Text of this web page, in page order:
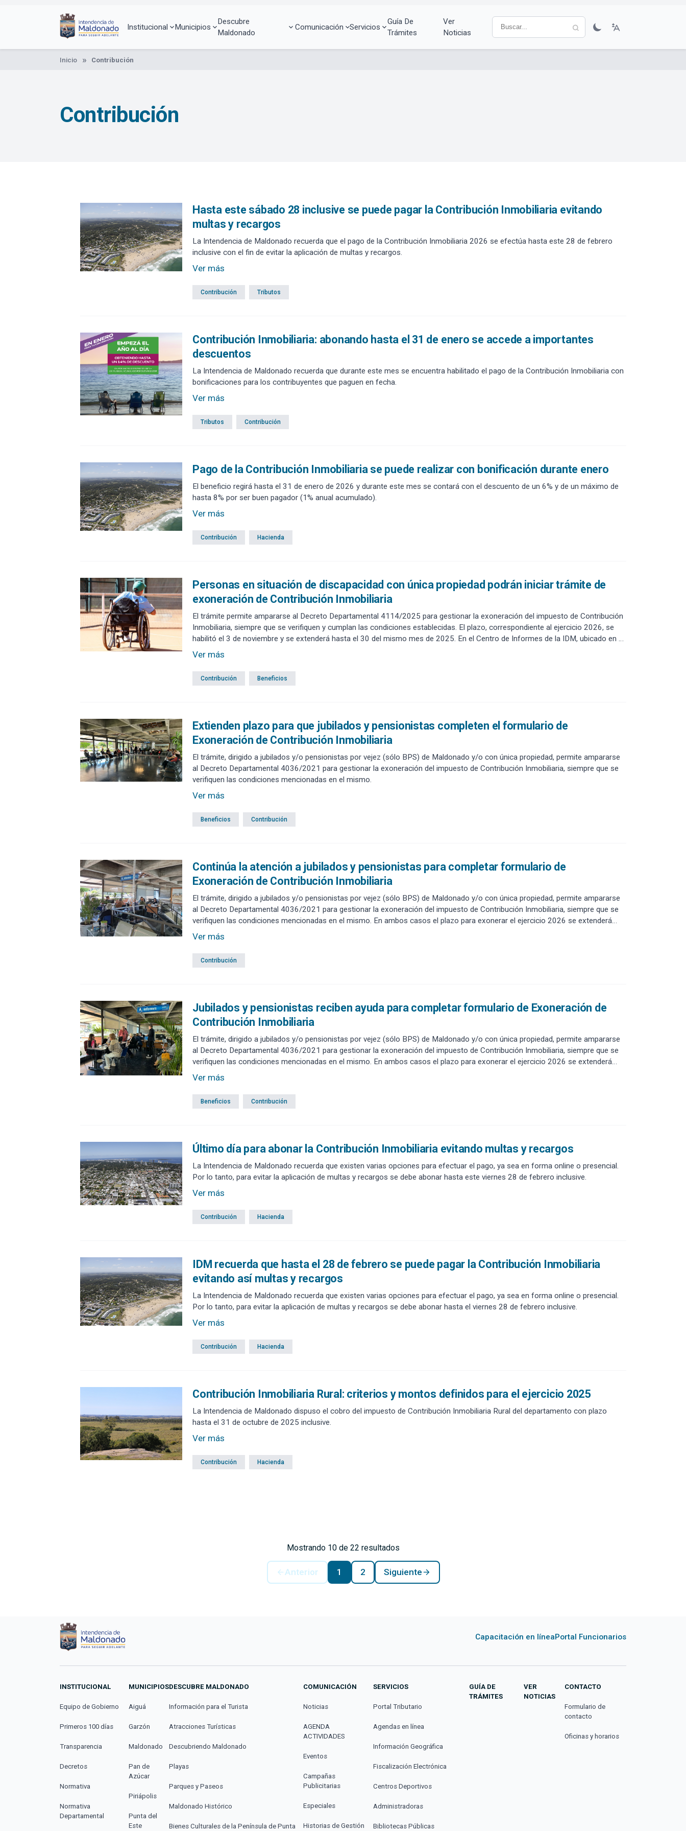
Institucional Municipios
Descubre
Maldonado
Comunicación Servicios
Guía De
Trámites
Ver
Noticias
Inicio Contribución
Contribución
Hasta este sábado 28 inclusive se puede pagar la Contribución Inmobiliaria evitando
multas y recargos
La Intendencia de Maldonado recuerda que el pago de la Contribución Inmobiliaria 2026 se efectúa hasta este 28 de febrero
inclusive con el fin de evitar la aplicación de multas y recargos.
Ver más
Contribución Tributos
Contribución Inmobiliaria: abonando hasta el 31 de enero se accede a importantes
descuentos
La Intendencia de Maldonado recuerda que durante este mes se encuentra habilitado el pago de la Contribución Inmobiliaria con
bonificaciones para los contribuyentes que paguen en fecha.
Ver más
Tributos Contribución
Pago de la Contribución Inmobiliaria se puede realizar con bonificación durante enero
El beneficio regirá hasta el 31 de enero de 2026 y durante este mes se contará con el descuento de un 6% y de un máximo de
hasta 8% por ser buen pagador (1% anual acumulado).
Ver más
Contribución Hacienda
Personas en situación de discapacidad con única propiedad podrán iniciar trámite de
exoneración de Contribución Inmobiliaria
El trámite permite ampararse al Decreto Departamental 4114/2025 para gestionar la exoneración del impuesto de Contribución
Inmobiliaria, siempre que se verifiquen y cumplan las condiciones establecidas. El plazo, correspondiente al ejercicio 2026, se
habilitó el 3 de noviembre y se extenderá hasta el 30 del mismo mes de 2025. En el Centro de Informes de la IDM, ubicado en el
Hall del Edificio Comunal, se brinda ayuda para realizar el trámite en forma presencial durante los días hábiles de 9.15 a 14.45
Ver más
Contribución Beneficios
Extienden plazo para que jubilados y pensionistas completen el formulario de
Exoneración de Contribución Inmobiliaria
El trámite, dirigido a jubilados y/o pensionistas por vejez (sólo BPS) de Maldonado y/o con única propiedad, permite ampararse
al Decreto Departamental 4036/2021 para gestionar la exoneración del impuesto de Contribución Inmobiliaria, siempre que se
verifiquen las condiciones mencionadas en el mismo.
Ver más
Beneficios Contribución
Continúa la atención a jubilados y pensionistas para completar formulario de
Exoneración de Contribución Inmobiliaria
El trámite, dirigido a jubilados y/o pensionistas por vejez (sólo BPS) de Maldonado y/o con única propiedad, permite ampararse
al Decreto Departamental 4036/2021 para gestionar la exoneración del impuesto de Contribución Inmobiliaria, siempre que se
verifiquen las condiciones mencionadas en el mismo. En ambos casos el plazo para exonerar el ejercicio 2026 se extenderá
hasta el 31 de octubre del 2025. Tomando en consideración que jubilados y pensionistas pueden necesitar ayuda para realizarlo
Ver más
Contribución
Jubilados y pensionistas reciben ayuda para completar formulario de Exoneración de
Contribución Inmobiliaria
El trámite, dirigido a jubilados y/o pensionistas por vejez (sólo BPS) de Maldonado y/o con única propiedad, permite ampararse
al Decreto Departamental 4036/2021 para gestionar la exoneración del impuesto de Contribución Inmobiliaria, siempre que se
verifiquen las condiciones mencionadas en el mismo. En ambos casos el plazo para exonerar el ejercicio 2026 se extenderá
hasta el 31 de octubre del 2025. Tomando en consideración que jubilados y pensionistas pueden necesitar ayuda para realizarlo
Ver más
Beneficios Contribución
Último día para abonar la Contribución Inmobiliaria evitando multas y recargos
La Intendencia de Maldonado recuerda que existen varias opciones para efectuar el pago, ya sea en forma online o presencial.
Por lo tanto, para evitar la aplicación de multas y recargos se debe abonar hasta este viernes 28 de febrero inclusive.
Ver más
Contribución Hacienda
IDM recuerda que hasta el 28 de febrero se puede pagar la Contribución Inmobiliaria
evitando así multas y recargos
La Intendencia de Maldonado recuerda que existen varias opciones para efectuar el pago, ya sea en forma online o presencial.
Por lo tanto, para evitar la aplicación de multas y recargos se debe abonar hasta el viernes 28 de febrero inclusive.
Ver más
Contribución Hacienda
Contribución Inmobiliaria Rural: criterios y montos definidos para el ejercicio 2025
La Intendencia de Maldonado dispuso el cobro del impuesto de Contribución Inmobiliaria Rural del departamento con plazo
hasta el 31 de octubre de 2025 inclusive.
Ver más
Contribución Hacienda
Mostrando 10 de 22 resultados
Anterior 1 2 Siguiente
Capacitación en líneaPortal Funcionarios
INSTITUCIONAL
Equipo de Gobierno
Primeros 100 días
Transparencia
Decretos
Normativa
Normativa
Departamental
MUNICIPIOS
Aiguá
Garzón
Maldonado
Pan de
Azúcar
Piriápolis
Punta del
Este
DESCUBRE MALDONADO
Información para el Turista
Atracciones Turísticas
Descubriendo Maldonado
Playas
Parques y Paseos
Maldonado Histórico
Bienes Culturales de la Península de Punta
COMUNICACIÓN
Noticias
AGENDA
ACTIVIDADES
Eventos
Campañas
Publicitarias
Especiales
Historias de Gestión
SERVICIOS
Portal Tributario
Agendas en línea
Información Geográfica
Fiscalización Electrónica
Centros Deportivos
Administradoras
Bibliotecas Públicas
GUÍA DE
TRÁMITES
VER
NOTICIAS
CONTACTO
Formulario de
contacto
Oficinas y horarios